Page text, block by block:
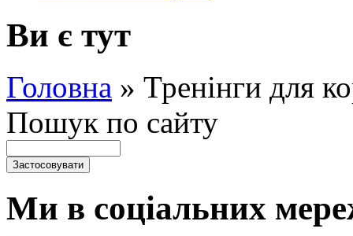
Ви є тут
Головна » Тренінги для
Пошук по сайту
Ми в соціальних